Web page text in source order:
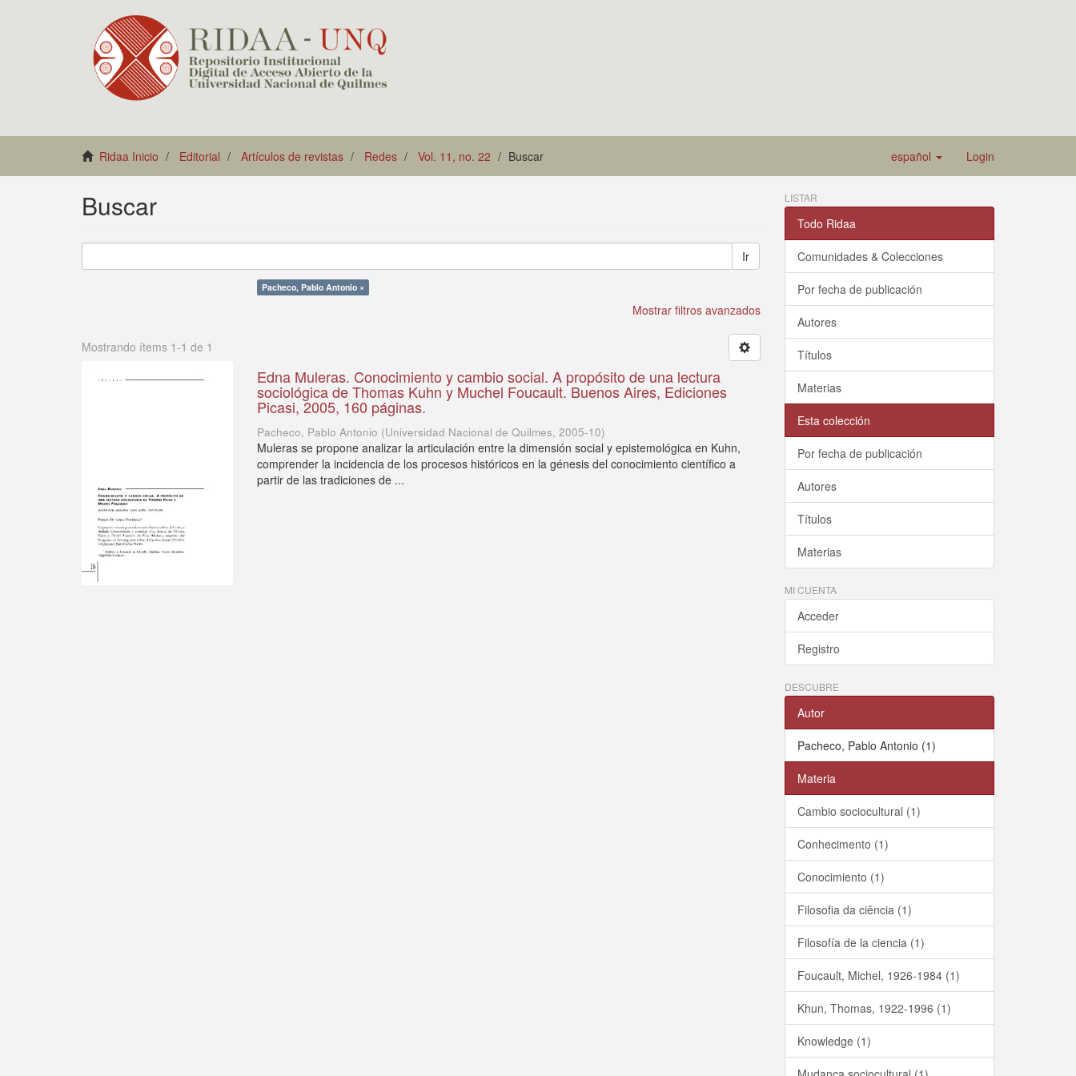
Ridaa Inicio Editorial Artículos de revistas Redes Vol. 11, no. 22 Buscar español Login
Buscar
Ir
Pacheco, Pablo Antonio ×
Mostrar filtros avanzados
Mostrando ítems 1-1 de 1
Edna Muleras. Conocimiento y cambio social. A propósito de una lectura
sociológica de Thomas Kuhn y Muchel Foucault. Buenos Aires, Ediciones
Picasi, 2005, 160 páginas.
Pacheco, Pablo Antonio (Universidad Nacional de Quilmes,2005-10)
Muleras se propone analizar la articulación entre la dimensión social y epistemológica en Kuhn,
comprender la incidencia de los procesos históricos en la génesis del conocimiento científico a
partir de las tradiciones de ...
LISTAR
Todo Ridaa
Comunidades & Colecciones
Por fecha de publicación
Autores
Títulos
Materias
Esta colección
Por fecha de publicación
Autores
Títulos
Materias
MI CUENTA
Acceder
Registro
DESCUBRE
Autor
Pacheco, Pablo Antonio (1)
Materia
Cambio sociocultural (1)
Conhecimento (1)
Conocimiento (1)
Filosofia da ciência (1)
Filosofía de la ciencia (1)
Foucault, Michel, 1926-1984 (1)
Khun, Thomas, 1922-1996 (1)
Knowledge (1)